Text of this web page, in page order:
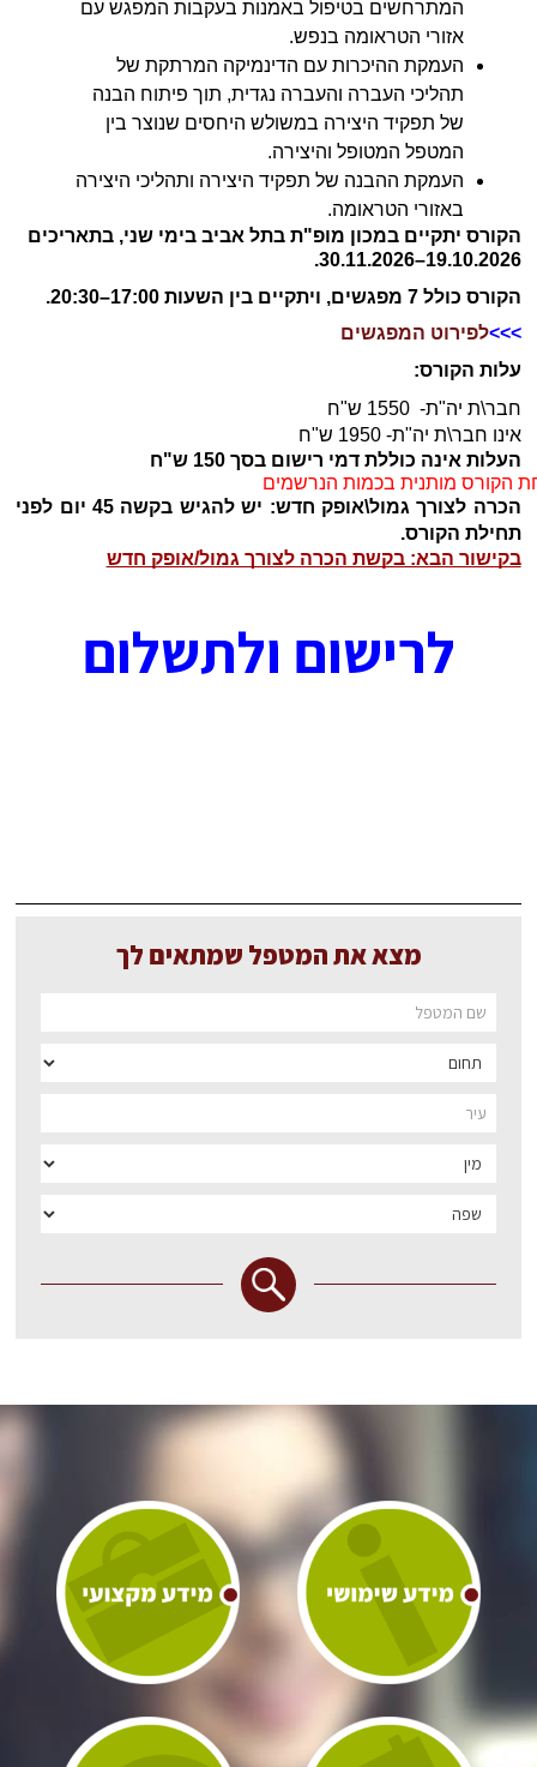
אזורי הטראומה בנפש.
המטפל המטופל והיצירה.
באזורי הטראומה.
19.10.2026–30.11.2026.
הקורס כולל 7 מפגשים, ויתקיים בין השעות 17:00–20:30.
>>>לפירוט המפגשים
עלות הקורס:
חבר\ת יה"ת-  1550 ש"ח
אינו חבר\ת יה"ת- 1950 ש"ח
העלות אינה כוללת דמי רישום בסך 150 ש"ח
הקורס מותנית בכמות הנרשמים
תחילת הקורס.
בקישור הבא: בקשת הכרה לצורך גמול/אופק חדש
לרישום ולתשלום
מצא את המטפל שמתאים לך